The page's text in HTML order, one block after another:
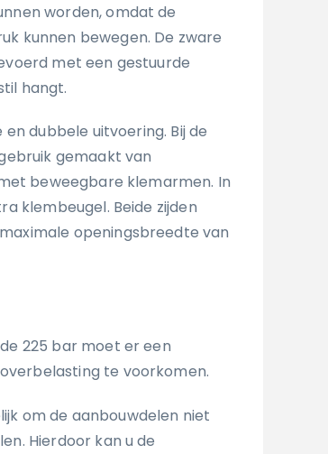
worden, omdat de
kunnen bewegen. De zware
met een gestuurde
hangt.
en dubbele uitvoering. Bij de
gemaakt van
beweegbare klemarmen. In
klembeugel. Beide zijden
openingsbreedte van
225 bar moet er een
te voorkomen.
om de aanbouwdelen niet
Hierdoor kan u de